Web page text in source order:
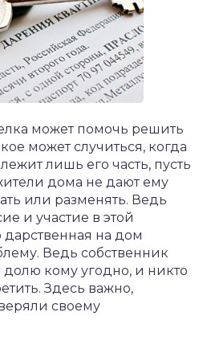
может помочь решить
может случиться, когда
лишь его часть, пусть
дома не дают ему
или разменять. Ведь
и участие в этой
на дом
Ведь собственник
кому угодно, и никто
Здесь важно,
своему